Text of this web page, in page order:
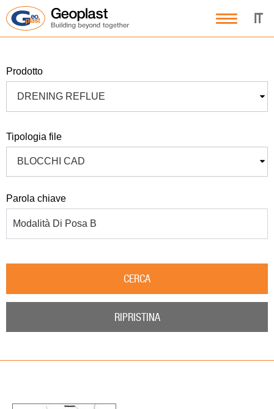
IT
prodotto
DRENING REFLUE
tipologia file
BLOCCHI CAD
parola chiave
CERCA
RIPRISTINA